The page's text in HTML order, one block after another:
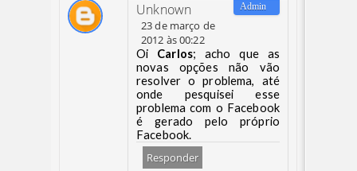
Unknown
23 de março de
2012 às 00:22
Oi Carlos; acho que as
novas opções não vão
resolver o problema, até
onde pesquisei esse
problema com o Facebook
é gerado pelo próprio
Facebook.
Responder